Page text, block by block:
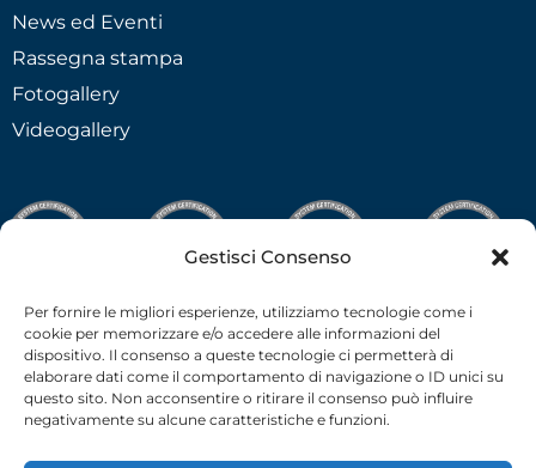
Gestisci Consenso
Per fornire le migliori esperienze, utilizziamo tecnologie come i
cookie per memorizzare e/o accedere alle informazioni del
dispositivo. Il consenso a queste tecnologie ci permetterà di
elaborare dati come il comportamento di navigazione o ID unici su
questo sito. Non acconsentire o ritirare il consenso può influire
negativamente su alcune caratteristiche e funzioni.
News ed Eventi
Rassegna stampa
Fotogallery
Videogallery